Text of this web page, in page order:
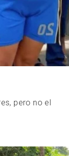
pero no el